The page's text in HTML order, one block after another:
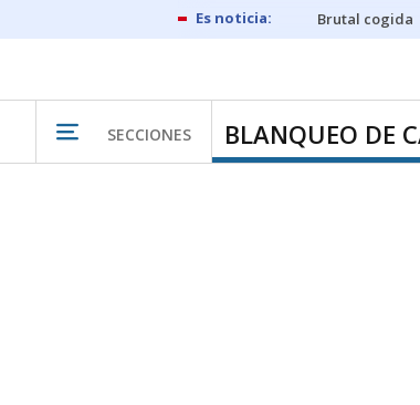
Brutal cogida
SECCIONES BLANQUEO DE